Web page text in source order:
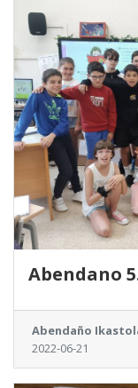
Abendano
Abendaño
2022-06-21